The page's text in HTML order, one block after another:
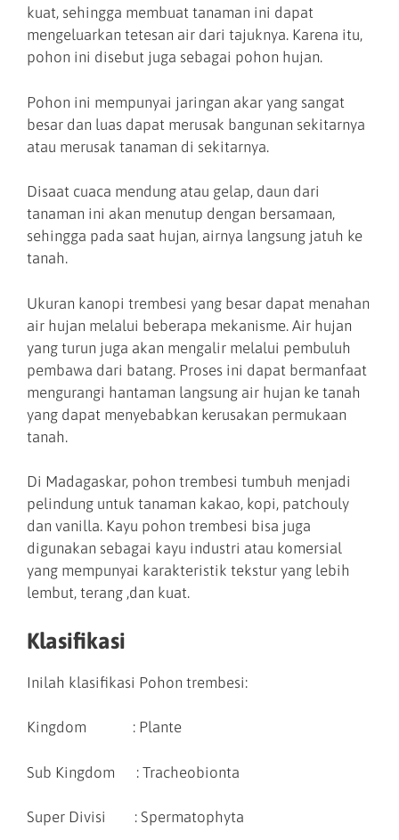
kuat, sehingga membuat tanaman ini dapat
mengeluarkan tetesan air dari tajuknya. Karena itu,
pohon ini disebut juga sebagai pohon hujan.
Pohon ini mempunyai jaringan akar yang sangat
besar dan luas dapat merusak bangunan sekitarnya
atau merusak tanaman di sekitarnya.
Disaat cuaca mendung atau gelap, daun dari
tanaman ini akan menutup dengan bersamaan,
sehingga pada saat hujan, airnya langsung jatuh ke
tanah.
Ukuran kanopi trembesi yang besar dapat menahan
air hujan melalui beberapa mekanisme. Air hujan
yang turun juga akan mengalir melalui pembuluh
pembawa dari batang. Proses ini dapat bermanfaat
mengurangi hantaman langsung air hujan ke tanah
yang dapat menyebabkan kerusakan permukaan
tanah.
Di Madagaskar, pohon trembesi tumbuh menjadi
pelindung untuk tanaman kakao, kopi, patchouly
dan vanilla. Kayu pohon trembesi bisa juga
digunakan sebagai kayu industri atau komersial
yang mempunyai karakteristik tekstur yang lebih
lembut, terang ,dan kuat.
Klasifikasi
Inilah klasifikasi Pohon trembesi:
Kingdom : Plante
Sub Kingdom : Tracheobionta
Super Divisi : Spermatophyta